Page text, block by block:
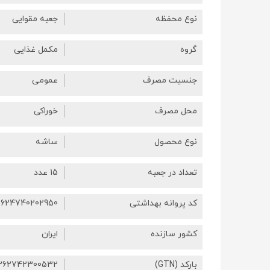
نوع محفظه جعبه مقوایی
گروه مکمل غذایی
جنسیت مصرف عمومی
محل مصرف خوراکی
نوع محصول ساشه
تعداد در جعبه 15 عدد
کد پروانه بهداشتی
کشور سازنده ایران
بارکد (GTN)